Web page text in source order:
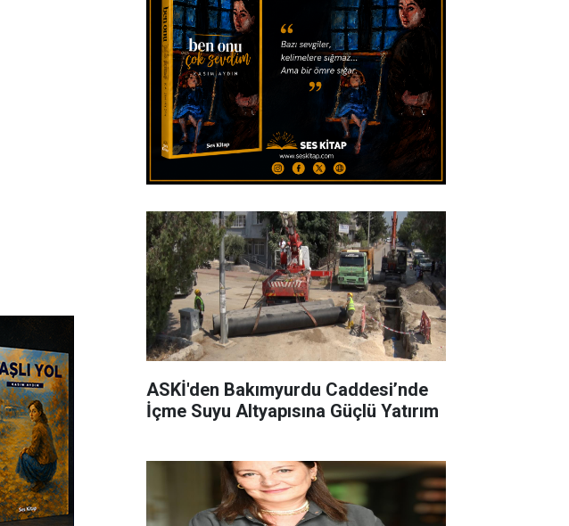
ASKİ'den Bakımyurdu Caddesi’nde
İçme Suyu Altyapısına Güçlü Yatırım